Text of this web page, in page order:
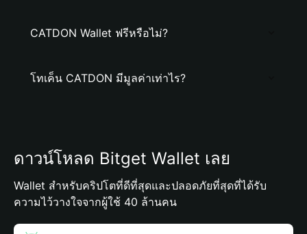
CATDON Wallet ฟรีหรือไม่?
โทเค็น CATDON มีมูลค่าเท่าไร?
ดาวน์โหลด Bitget Wallet เลย
Wallet สำหรับคริปโตที่ดีที่สุดและปลอดภัยที่สุดที่ได้รับ
ความไว้วางใจจากผู้ใช้ 40 ล้านคน